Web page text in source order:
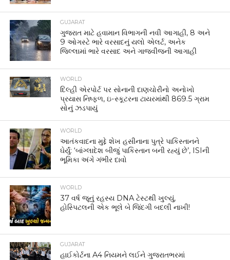
GUJARAT
ગુજરાત માટે હવામાન વિભાગની નવી આગાહી, 8 અને
9 ઓગસ્ટે ભારે વરસાદનું યલો એલર્ટ, અનેક
જિલ્લામાં ભારે વરસાદ અને ગાજવીજની આગાહી
WORLD
દિલ્હી એરપોર્ટ પર સોનાની દાણચોરીનો અનોખો
પ્રયાસ નિષ્ફળ, ઇ-સ્કૂટરના ટાયરમાંથી 869.5 ગ્રામ
સોનું ઝડપાયું
WORLD
આતંકવાદના મુદ્દે શેખ હસીનાના પુત્રે પાકિસ્તાનને
ઘેર્યું: ‘બાંગ્લાદેશ બીજું પાકિસ્તાન બની રહ્યું છે’, ISIની
ભૂમિકા અંગે ગંભીર દાવો
WORLD
37 વર્ષ જૂનું રહસ્ય DNA ટેસ્ટથી ખુલ્યું,
હોસ્પિટલની એક ભૂલે બે જિંદગી બદલી નાખી!
GUJARAT
હાઈકોર્ટના A4 નિયમને લઈને ગુજરાતભરમાં